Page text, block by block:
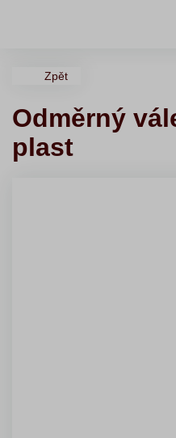
Zpět
Odměrný
plast